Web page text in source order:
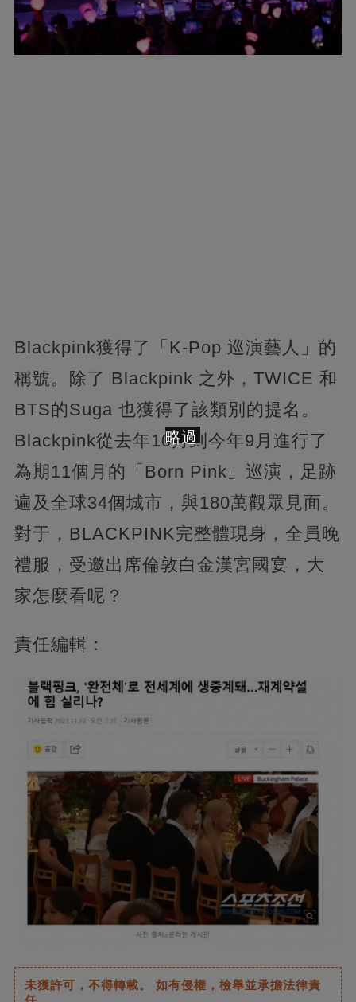
Blackpink獲得了「K-Pop 巡演藝人」的
稱號。除了 Blackpink 之外，TWICE 和
BTS的Suga 也獲得了該類別的提名。
Blackpink從去年10月到今年9月進行了
為期11個月的「Born Pink」巡演，足跡
遍及全球34個城市，與180萬觀眾見面。
對于，BLACKPINK完整體現身，全員晚
禮服，受邀出席倫敦白金漢宮國宴，大
家怎麼看呢？
責任編輯：
未獲許可，不得轉載。 如有侵權，檢舉並承擔法律責
略過